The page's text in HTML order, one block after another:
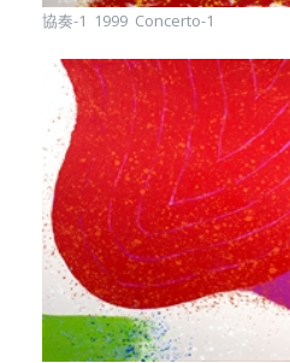
協奏-1 1999 Concerto-1